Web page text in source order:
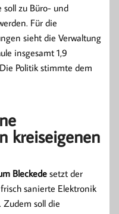
soll zu Büro- und
Für die
sieht die Verwaltung
insgesamt 1,9
Politik stimmte dem
kreiseigenen
Bleckedesetzt der
sanierte Elektronik
soll die